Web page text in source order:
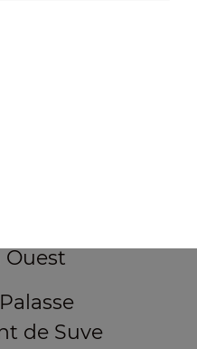
Ouest
de Suve